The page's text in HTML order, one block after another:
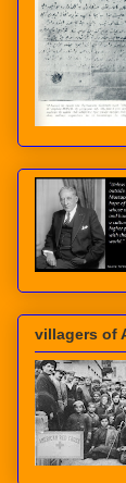
villagers of